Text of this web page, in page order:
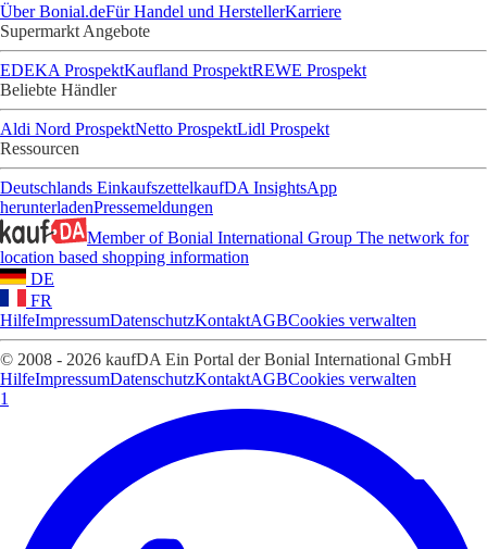
Über Bonial.deFür Handel und HerstellerKarriere
Supermarkt Angebote
EDEKA ProspektKaufland ProspektREWE Prospekt
Beliebte Händler
Aldi Nord ProspektNetto ProspektLidl Prospekt
Ressourcen
Deutschlands EinkaufszettelkaufDA InsightsApp
herunterladenPressemeldungen
Member of Bonial International Group The network for
location based shopping information
DE
FR
HilfeImpressumDatenschutzKontaktAGBCookies verwalten
© 2008 - 2026 kaufDA Ein Portal der Bonial International GmbH
HilfeImpressumDatenschutzKontaktAGBCookies verwalten
1